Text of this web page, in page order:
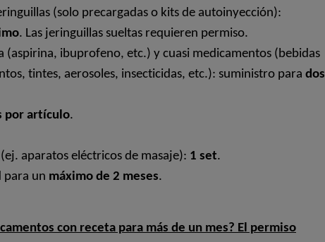
(solo precargadas o kits de autoinyección):
. Las jeringuillas sueltas requieren permiso.
(aspirina, ibuprofeno, etc.) y cuasi medicamentos (bebidas
tintes, aerosoles, insecticidas, etc.): suministro para dos
por artículo.
aparatos eléctricos de masaje): 1 set.
para un máximo de 2 meses.
con receta para más de un mes? El permiso